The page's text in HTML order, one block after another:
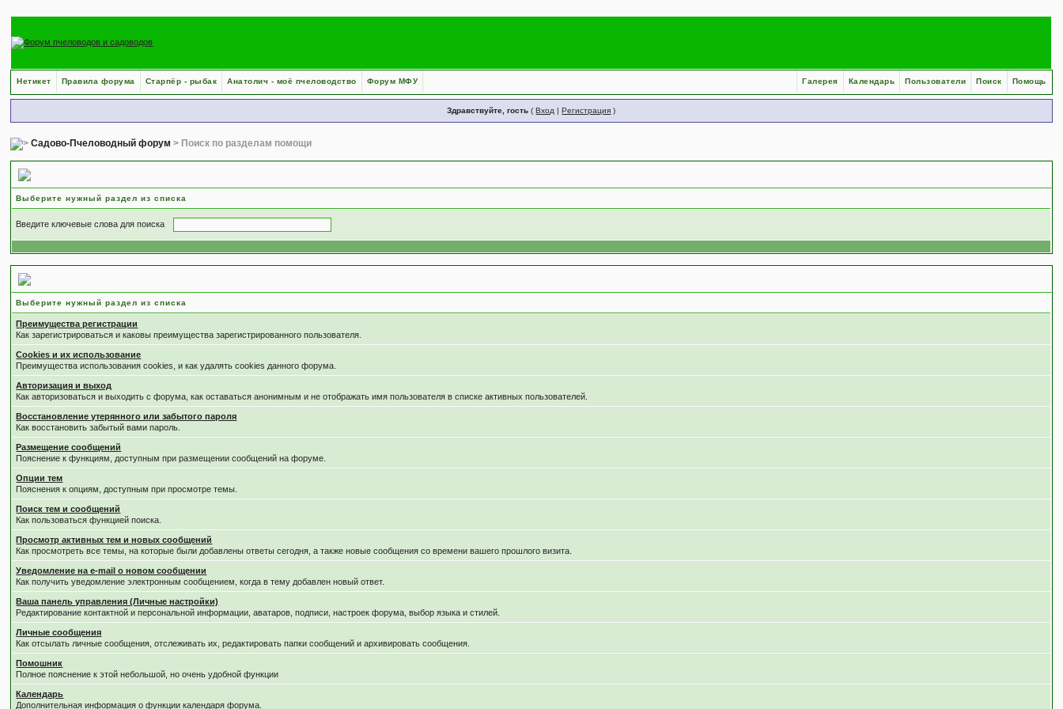
Нетикет Правила форума Старпёр - рыбак Анатолич - моё пчеловодство Форум МФУ Помощь
Поиск
Пользователи
Календарь
Галерея
Здравствуйте, гость (Вход |Регистрация )
Садово-Пчеловодный форум > Поиск по разделам помощи
Выберите нужный раздел из списка
Введите ключевые слова для поиска
Выберите нужный раздел из списка
Преимущества регистрации
Как зарегистрироваться и каковы преимущества зарегистрированного пользователя.
Cookies и их использование
Преимущества использования cookies, и как удалять cookies данного форума.
Авторизация и выход
Как авторизоваться и выходить с форума, как оставаться анонимным и не отображать имя пользователя в списке активных пользователей.
Восстановление утерянного или забытого пароля
Как восстановить забытый вами пароль.
Размещение сообщений
Пояснение к функциям, доступным при размещении сообщений на форуме.
Опции тем
Пояснения к опциям, доступным при просмотре темы.
Поиск тем и сообщений
Как пользоваться функцией поиска.
Просмотр активных тем и новых сообщений
Как просмотреть все темы, на которые были добавлены ответы сегодня, а также новые сообщения со времени вашего прошлого визита.
Уведомление на е-mail о новом сообщении
Как получить уведомление электронным сообщением, когда в тему добавлен новый ответ.
Ваша панель управления (Личные настройки)
Редактирование контактной и персональной информации, аватаров, подписи, настроек форума, выбор языка и стилей.
Личные сообщения
Как отсылать личные сообщения, отслеживать их, редактировать папки сообщений и архивировать сообщения.
Помошник
Полное пояснение к этой небольшой, но очень удобной функции
Календарь
Дополнительная информация о функции календаря форума.